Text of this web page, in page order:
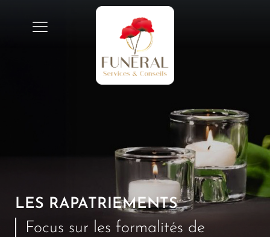
LES RAPATRIEMENTS
Focus sur les formalités de